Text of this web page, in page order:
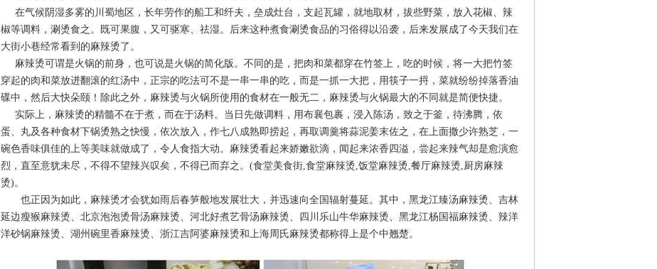
在气候阴湿多雾的川蜀地区，长年劳作的船工和纤夫，垒成灶台，支起瓦罐，就地取材，拔些野菜，放入花椒、辣
椒等调料，涮烫食之。既可果腹，又可驱寒、祛湿。后来这种煮食涮烫食品的习俗得以沿袭，后来发展成了今天我们在
大街小巷经常看到的麻辣烫了。
麻辣烫可谓是火锅的前身，也可说是火锅的简化版。不同的是，把肉和菜都穿在竹签上，吃的时候，将一大把竹签
穿起的肉和菜放进翻滚的红汤中，正宗的吃法可不是一串一串的吃，而是一抓一大把，用筷子一捋，菜就纷纷掉落香油
碟中，然后大快朵颐！除此之外，麻辣烫与火锅所使用的食材在一般无二，麻辣烫与火锅最大的不同就是简便快捷。
实际上，麻辣烫的精髓不在于煮，而在于汤料。当日先做调料，用布襄包裹，浸入陈汤，致之于釜，待沸腾，依
蛋、丸及各种食材下锅烫熟之快慢，依次放入，作七八成熟即捞起，再取调羹将蒜泥姜末佐之，在上面撒少许熟芝，一
碗色香味俱佳的上等美味就做成了，令人食指大动。麻辣烫看起来娇嫩欲滴，闻起来浓香四溢，尝起来辣气却是愈演愈
烈，直至意犹未尽，不得不望辣兴叹矣，不得已而弃之。(食堂美食街,食堂麻辣烫,饭堂麻辣烫,餐厅麻辣烫,厨房麻辣
烫)。
也正因为如此，麻辣烫才会犹如雨后春笋般地发展壮大，并迅速向全国辐射蔓延。其中，黑龙江臻汤麻辣烫、吉林
延边瘦猴麻辣烫、北京泡泡烫骨汤麻辣烫、河北好煮艺骨汤麻辣烫、四川乐山牛华麻辣烫、黑龙江杨国福麻辣烫、辣洋
洋砂锅麻辣烫、湖州碗里香麻辣烫、浙江吉阿婆麻辣烫和上海周氏麻辣烫都称得上是个中翘楚。